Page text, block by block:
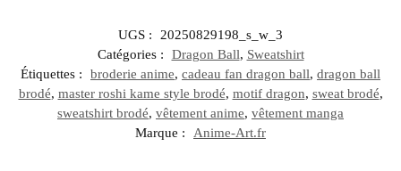
UGS :
20250829198_s_w_3
Catégories :
Dragon Ball, Sweatshirt
Étiquettes :
broderie anime, cadeau fan dragon ball, dragon ball
brodé, master roshi kame style brodé, motif dragon, sweat brodé,
sweatshirt brodé, vêtement anime, vêtement manga
Marque :
Anime-Art.fr